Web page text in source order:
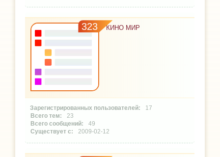
323 КИНО МИР
17
23
49
2009-02-12